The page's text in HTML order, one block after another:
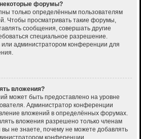
форумы?
только определённым пользователям
Чтобы просматривать такие форумы,
сообщения, совершать другие
специальное разрешение.
администратором конференции для
вложения?
может быть предоставлено на уровне
Администратор конференции
вложений в определённых форумах.
вложения разрешено только членам
не знаете, почему не можете добавлять
конференции.